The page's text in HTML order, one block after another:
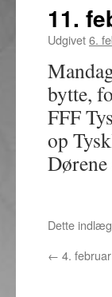
11.
Udgivet6.
bytte,
FFF
op
Dette
← 4.